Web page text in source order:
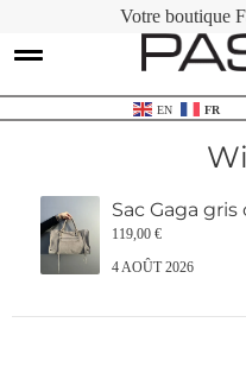
Votre boutique
EN FR
Sac Gaga gris
119,00 €
4 AOÛT 2026